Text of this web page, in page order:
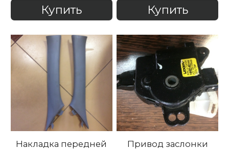
Купить Купить
Накладка передней
Привод заслонки